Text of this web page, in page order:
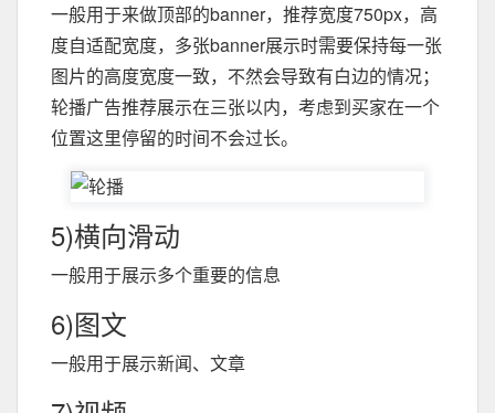
一般用于来做顶部的banner，推荐宽度750px，高
度自适配宽度，多张banner展示时需要保持每一张
图片的高度宽度一致，不然会导致有白边的情况；
轮播广告推荐展示在三张以内，考虑到买家在一个
位置这里停留的时间不会过长。
5)横向滑动
一般用于展示多个重要的信息
6)图文
一般用于展示新闻、文章